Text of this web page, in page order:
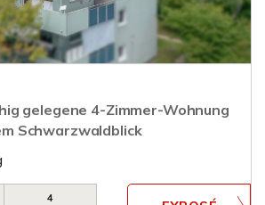
gelegene 4-Zimmer-Wohnung
Schwarzwaldblick
4